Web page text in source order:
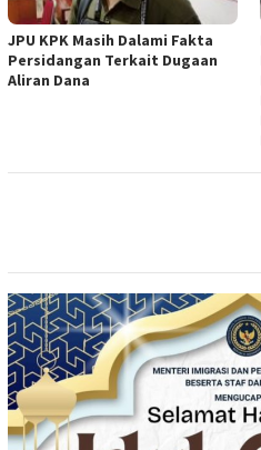
JPU KPK Masih Dalami Fakta
Persidangan Terkait Dugaan
Aliran Dana